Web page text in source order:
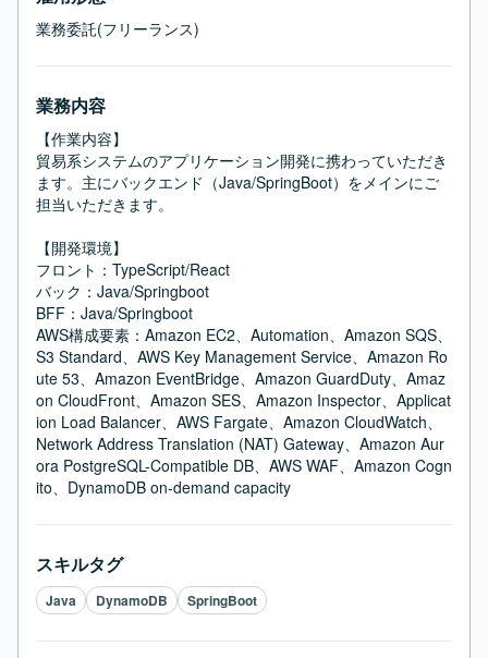
業務委託(フリーランス)
業務内容
【作業内容】
貿易系システムのアプリケーション開発に携わっていただき
ます。主にバックエンド（Java/SpringBoot）をメインにご
担当いただきます。
【開発環境】
フロント：TypeScript/React
バック：Java/Springboot
BFF：Java/Springboot
AWS構成要素：Amazon EC2、Automation、Amazon SQS、
S3 Standard、AWS Key Management Service、Amazon Ro
ute 53、Amazon EventBridge、Amazon GuardDuty、Amaz
on CloudFront、Amazon SES、Amazon Inspector、Applicat
ion Load Balancer、AWS Fargate、Amazon CloudWatch、
Network Address Translation (NAT) Gateway、Amazon Aur
ora PostgreSQL-Compatible DB、AWS WAF、Amazon Cogn
ito、DynamoDB on-demand capacity
スキルタグ
Java DynamoDB SpringBoot